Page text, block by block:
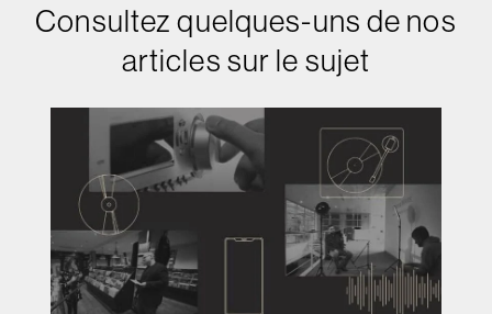
Consultez quelques-uns de nos
articles sur le sujet